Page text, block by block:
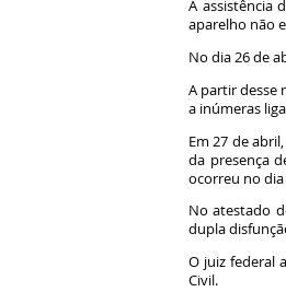
A assistência
aparelho não
No dia 26 de
A partir desse
a inúmeras
Em 27 de
da presença
ocorreu no
No atestado
dupla
O juiz federal
Civil.